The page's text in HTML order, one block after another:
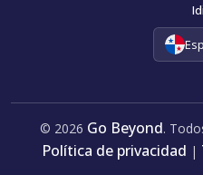
© 2026 Go Beyond.
Política de privacidad |